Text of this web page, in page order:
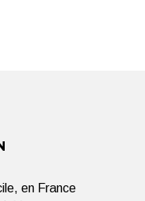
en France